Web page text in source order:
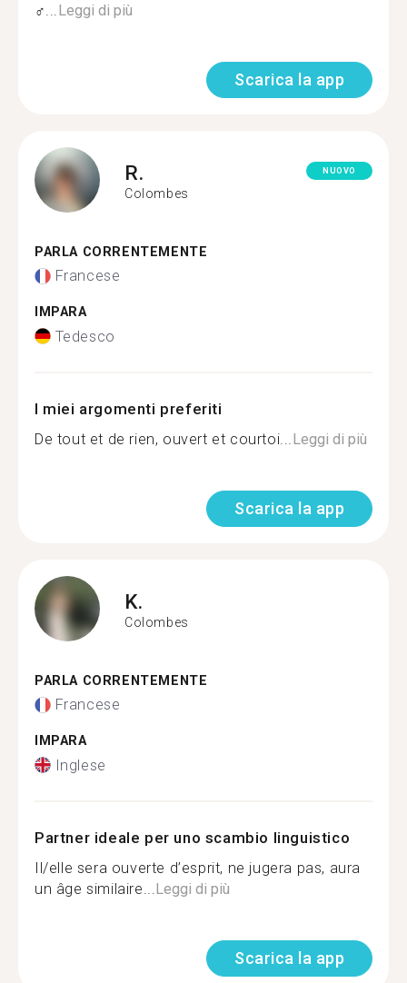
‍♂... Leggi di più
Scarica la app
R.
Colombes
NUOVO
PARLA CORRENTEMENTE
Francese
IMPARA
Tedesco
I miei argomenti preferiti
De tout et de rien, ouvert et courtoi... Leggi di più
Scarica la app
K.
Colombes
PARLA CORRENTEMENTE
Francese
IMPARA
Inglese
Partner ideale per uno scambio linguistico
Il/elle sera ouverte d’esprit, ne jugera pas, aura
un âge similaire... Leggi di più
Scarica la app